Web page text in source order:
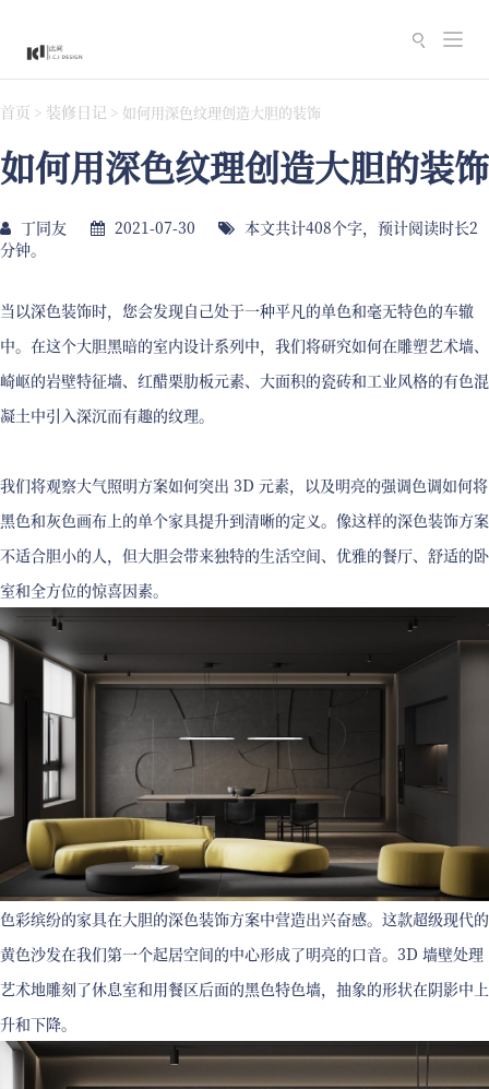
切
换
首页 > 装修日记 > 如何用深色纹理创造大胆的装饰
如何用深色纹理创造大胆的装饰
丁同友 2021-07-30
本文共计408个字，预计阅读时长2
分钟。
当以深色装饰时，您会发现自己处于一种平凡的单色和毫无特色的车辙
中。在这个大胆黑暗的室内设计系列中，我们将研究如何在雕塑艺术墙、
崎岖的岩壁特征墙、红醋栗肋板元素、大面积的瓷砖和工业风格的有色混
凝土中引入深沉而有趣的纹理。
我们将观察大气照明方案如何突出 3D 元素，以及明亮的强调色调如何将
黑色和灰色画布上的单个家具提升到清晰的定义。像这样的深色装饰方案
不适合胆小的人，但大胆会带来独特的生活空间、优雅的餐厅、舒适的卧
室和全方位的惊喜因素。
色彩缤纷的家具在大胆的深色装饰方案中营造出兴奋感。这款超级现代的
黄色沙发在我们第一个起居空间的中心形成了明亮的口音。3D 墙壁处理
艺术地雕刻了休息室和用餐区后面的黑色特色墙，抽象的形状在阴影中上
升和下降。